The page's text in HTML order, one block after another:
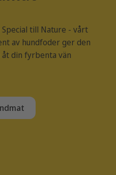
till Nature - vårt
av hundfoder ger den
din fyrbenta vän